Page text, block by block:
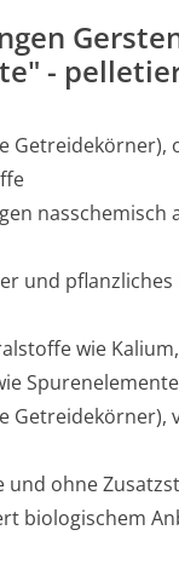
-
Getreidekörner),
nasschemisch
und pflanzliches
wie
Getreidekörner),
und ohne
biologischem